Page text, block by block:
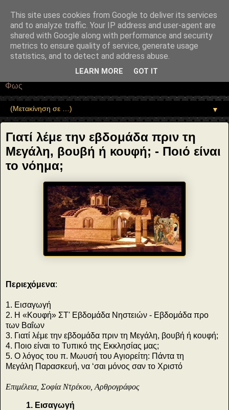
"potentialAction": { "@type": "ReadAction", "target":
"https://www.sophia-ntrekou.gr/2014/04/Koufi-Vouvi-evdomada-H-diki-
mas-poreia-pros-ta-ierosolyma.html" } }
Αέναη επΑνάσταση
• Επιστήμη • Ψυχολογία • Λογοτεχνία • Τέχνες • Θεολογία •
Φιλοσοφία • Στοχασμοί... για τη μνήμη, τον άνθρωπο και το
Φως
▼
Γιατί λέμε την εβδομάδα πριν τη
Μεγάλη, βουβή ή κουφή; - Ποιό είναι
το νόημα;
Περιεχόμενα:
1. Εισαγωγή
2. Η «Κουφή» ΣΤ' Εβδομάδα Νηστειών - Εβδομάδα προ
των Βαΐων
3. Γιατί λέμε την εβδομάδα πριν τη Μεγάλη, βουβή ή κουφή;
4. Ποιο είναι το Τυπικό της Εκκλησίας μας;
5. Ο λόγος του π. Μωυσή του Αγιορείτη: Πάντα τη
Μεγάλη Παρασκευή, να ‘σαι μόνος σαν το Χριστό
Επιμέλεια, Σοφία Ντρέκου, Αρθρογράφος
1. Εισαγωγή
This site uses cookies from Google to deliver its services
and to analyze traffic. Your IP address and user-agent are
shared with Google along with performance and security
metrics to ensure quality of service, generate usage
statistics, and to detect and address abuse.
LEARN MORE GOT IT